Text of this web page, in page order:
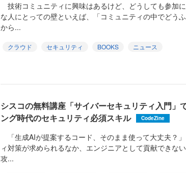
技術コミュニティに興味はあるけど、どうしても参加
な人にとっての壁といえば、「コミュニティの中でどう
から...
クラウド セキュリティ BOOKS
ニュース
シスコの無料講座「サイバーセキュリティ入門」
ング時代のセキュリティ必須スキル
CodeZine
「生成AIが提案するコード、そのまま使って大丈夫？
ィ対策が求められるなか、エンジニアとして貢献できな
攻...